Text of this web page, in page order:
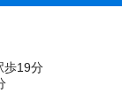
歩19分